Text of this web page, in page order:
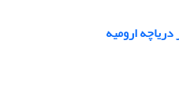
ارومیه